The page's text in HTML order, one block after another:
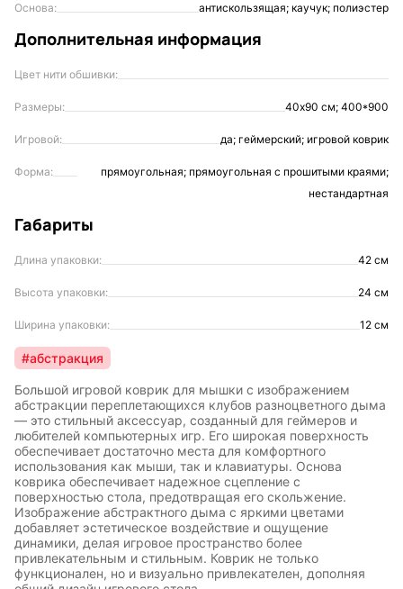
Основа: антискользящая; каучук; полиэстер
Дополнительная информация
Цвет нити обшивки:
Размеры: 40х90 см; 400*900
Игровой: да; геймерский; игровой коврик
Форма:
прямоугольная; прямоугольная с прошитыми краями;
нестандартная
Габариты
Длина упаковки: 42 см
Высота упаковки: 24 см
Ширина упаковки: 12 см
#абстракция
Большой игровой коврик для мышки с изображением
абстракции переплетающихся клубов разноцветного дыма
— это стильный аксессуар, созданный для геймеров и
любителей компьютерных игр. Его широкая поверхность
обеспечивает достаточно места для комфортного
использования как мыши, так и клавиатуры. Основа
коврика обеспечивает надежное сцепление с
поверхностью стола, предотвращая его скольжение.
Изображение абстрактного дыма с яркими цветами
добавляет эстетическое воздействие и ощущение
динамики, делая игровое пространство более
привлекательным и стильным. Коврик не только
функционален, но и визуально привлекателен, дополняя